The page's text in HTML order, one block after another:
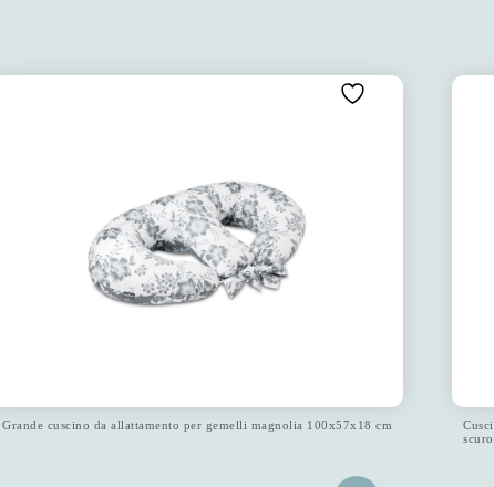
Grande cuscino da allattamento per gemelli magnolia 100x57x18 cm
scuro